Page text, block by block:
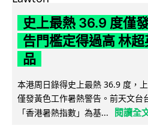
史上最熱 36.9 度僅
告門檻定得過高 林
品
本港周日錄得史上最熱 36.9 度，
僅發黃色工作暑熱警告。前天文台
「香港暑熱指數」為基...
閱讀全